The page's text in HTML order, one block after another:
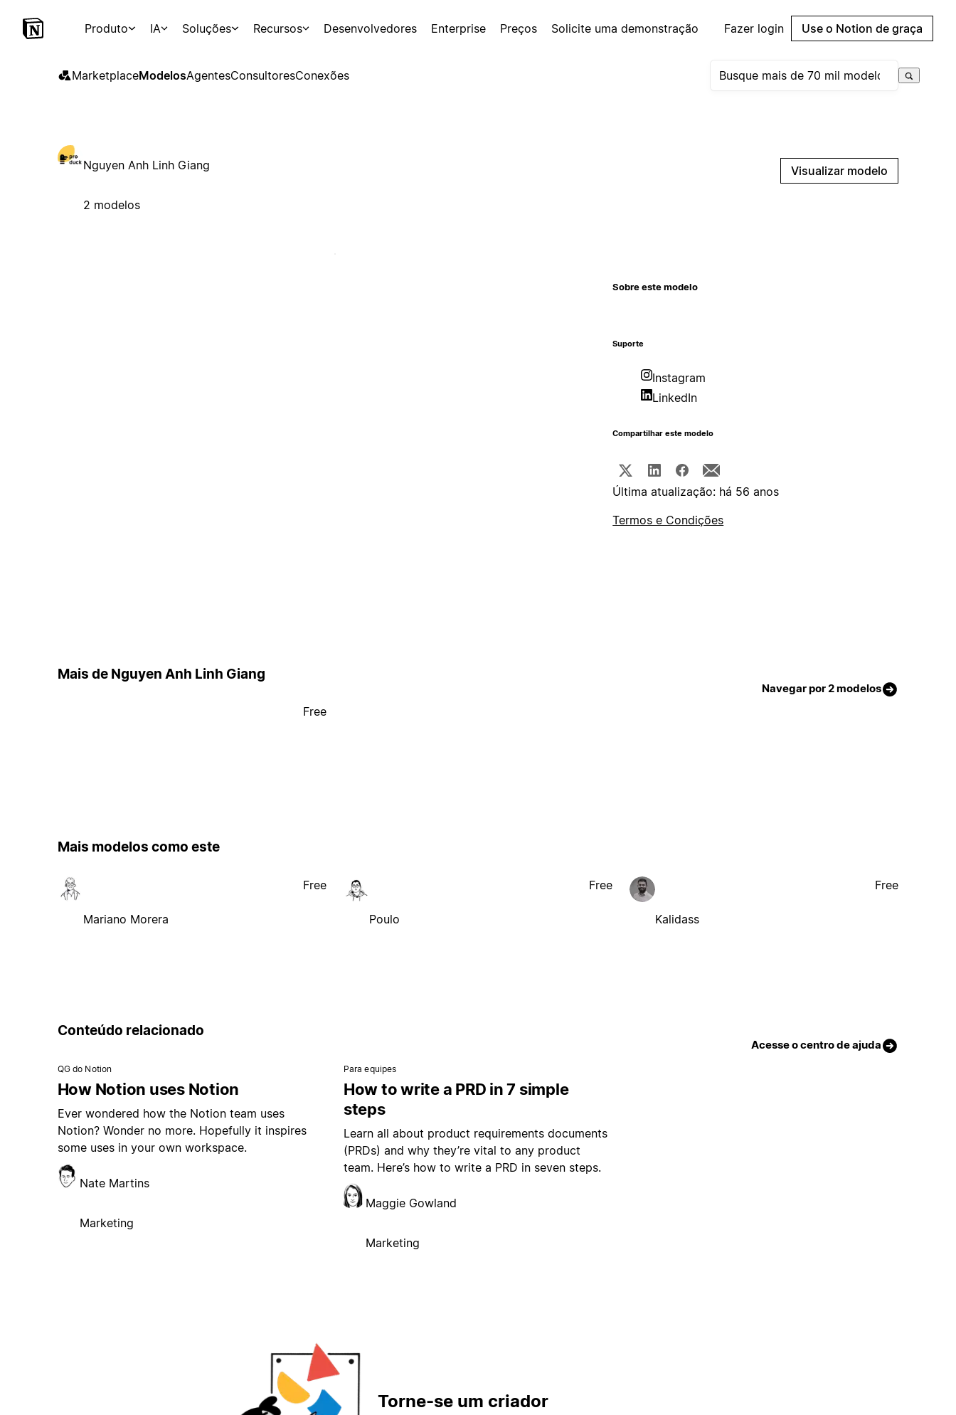
Produto IA Soluções Recursos Desenvolvedores Enterprise Preços Solicite uma demonstração Fazer login Use o Notion de graça
MarketplaceModelosAgentesConsultoresConexões
Nguyen Anh Linh Giang
2 modelos
Visualizar modelo
Sobre este modelo
Suporte
Instagram
LinkedIn
Compartilhar este modelo
Última atualização: há 56 anos
Termos e Condições
Mais de Nguyen Anh Linh Giang
Navegar por 2 modelos
Free
Mais modelos como este
Mariano Morera
Free
Poulo
Free
Kalidass
Free
Conteúdo relacionado
Acesse o centro de ajuda
QG do Notion
How Notion uses Notion
Ever wondered how the Notion team uses
Notion? Wonder no more. Hopefully it inspires
some uses in your own workspace.
Nate Martins
Marketing
Para equipes
How to write a PRD in 7 simple
steps
Learn all about product requirements documents
(PRDs) and why they’re vital to any product
team. Here’s how to write a PRD in seven steps.
Maggie Gowland
Marketing
Torne-se um criador